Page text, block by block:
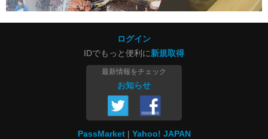
ログイン
IDでもっと便利に新規取得
最新情報をチェック
お知らせ
PassMarket Yahoo! JAPAN